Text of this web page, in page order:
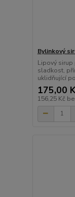
Bylinkový
Lipový
sladkost,
uklidňující
175,00
156,25 Kč